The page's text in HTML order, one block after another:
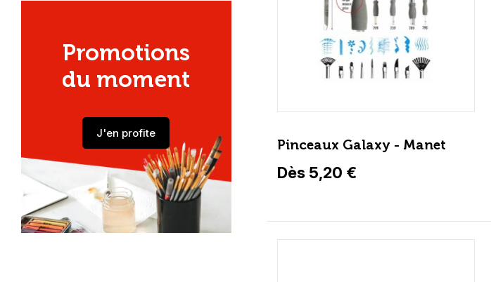
Promotions
du moment
J'en profite
Pinceaux Galaxy - Manet
Dès 5,20 €